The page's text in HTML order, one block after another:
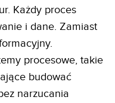
Każdy proces
i dane. Zamiast
procesowe, takie
budować
narzucania